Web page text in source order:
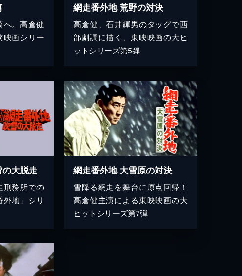
へ。高倉健
映画シリー
網走番外地 荒野の対決
高倉健、石井輝男のタッグで西
部劇調に描く、東映映画の大ヒ
ットシリーズ第5弾
大脱走
刑務所での
地」シリ
網走番外地 大雪原の対決
雪降る網走を舞台に原点回帰！
高倉健主演による東映映画の大
ヒットシリーズ第7弾